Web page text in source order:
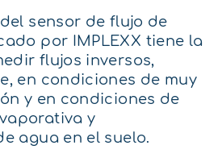
sensor de flujo de
por IMPLEXX tiene la
flujos inversos,
en condiciones de muy
y en condiciones de
y
agua en el suelo.